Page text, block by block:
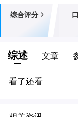
综合评分
--
综述 文章
看了还看